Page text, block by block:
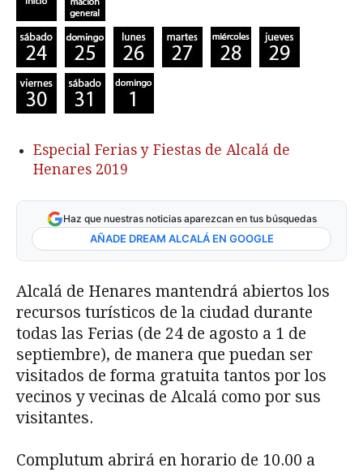
Especial Ferias y Fiestas de Alcalá de
Henares 2019
Haz que nuestras noticias aparezcan en tus búsquedas
AÑADE DREAM ALCALÁ EN GOOGLE
Alcalá de Henares mantendrá abiertos los
recursos turísticos de la ciudad durante
todas las Ferias (de 24 de agosto a 1 de
septiembre), de manera que puedan ser
visitados de forma gratuita tantos por los
vecinos y vecinas de Alcalá como por sus
visitantes.
Complutum abrirá en horario de 10.00 a